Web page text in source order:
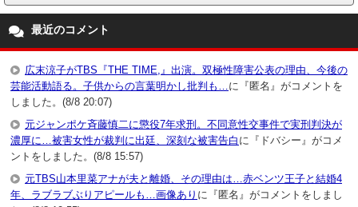
最近のコメント
広末涼子がTBS『THE TIME,』出演。双極性障害公表の理由、今後の
芸能活動語る。子供からの言葉明かし批判も… に『匿名』がコメントを
しました。(8/8 20:07)
元ジャンポケ斉藤慎二に懲役7年求刑。不同意性交事件で実刑判決が
濃厚に…被害女性が裁判に出廷、深刻な被害告白 に『ドバシー』がコメ
ントをしました。(8/8 15:57)
元TBS山本里菜アナが夫と離婚、その理由は…赤ベンツ王子と結婚4
年、ラブラブぶりアピールも…画像あり に『匿名』がコメントをしまし